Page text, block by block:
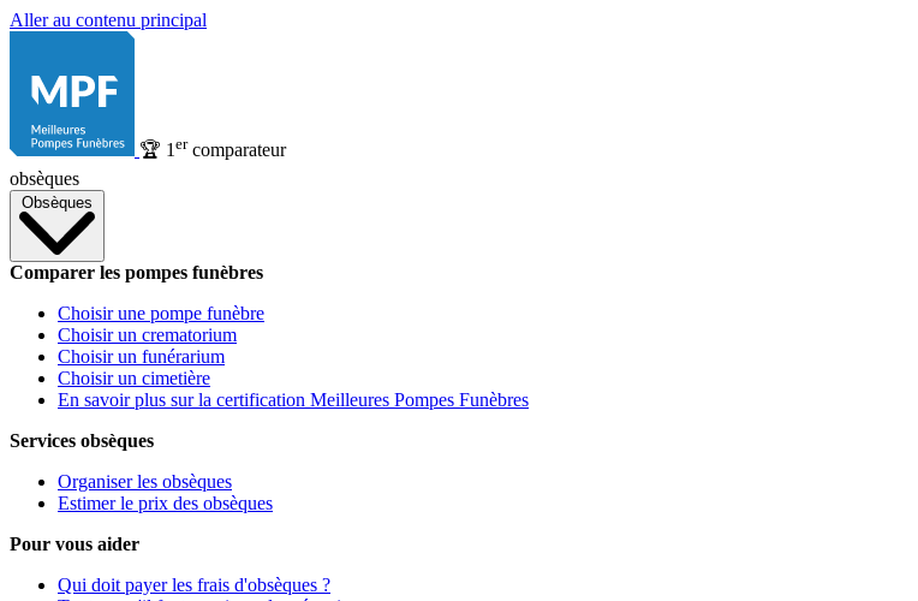
Aller au contenu principal
🏆 1 ercomparateur
obsèques
Obsèques
Comparer les pompes funèbres
Choisir une pompe funèbre
Choisir un crematorium
Choisir un funérarium
Choisir un cimetière
En savoir plus sur la certification Meilleures Pompes Funèbres
Services obsèques
Organiser les obsèques
Estimer le prix des obsèques
Pour vous aider
Qui doit payer les frais d'obsèques ?